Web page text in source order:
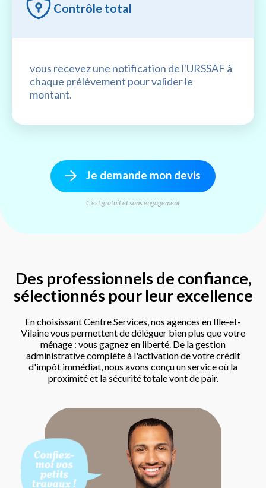
Contrôle total
vous recevez une notification de l'URSSAF à
chaque prélèvement pour valider le
montant.
Je demande mon devis
C'est gratuit et sans engagement
Des professionnels de confiance,
sélectionnés pour leur excellence
En choisissant Centre Services, nos agences en Ille-et-
Vilaine vous permettent de déléguer bien plus que votre
ménage : vous gagnez en liberté. De la gestion
administrative complète à l'activation de votre crédit
d'impôt immédiat, nous avons conçu un service où la
proximité et la sécurité totale vont de pair.